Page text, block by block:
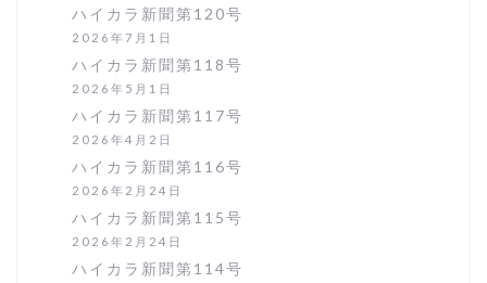
ハイカラ新聞第120号
2026年7月1日
ハイカラ新聞第118号
2026年5月1日
ハイカラ新聞第117号
2026年4月2日
ハイカラ新聞第116号
2026年2月24日
ハイカラ新聞第115号
2026年2月24日
ハイカラ新聞第114号